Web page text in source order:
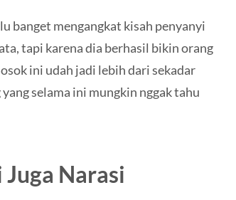
banget mengangkat kisah penyanyi
tapi karena dia berhasil bikin orang
ini udah jadi lebih dari sekadar
selama ini mungkin nggak tahu
Juga Narasi